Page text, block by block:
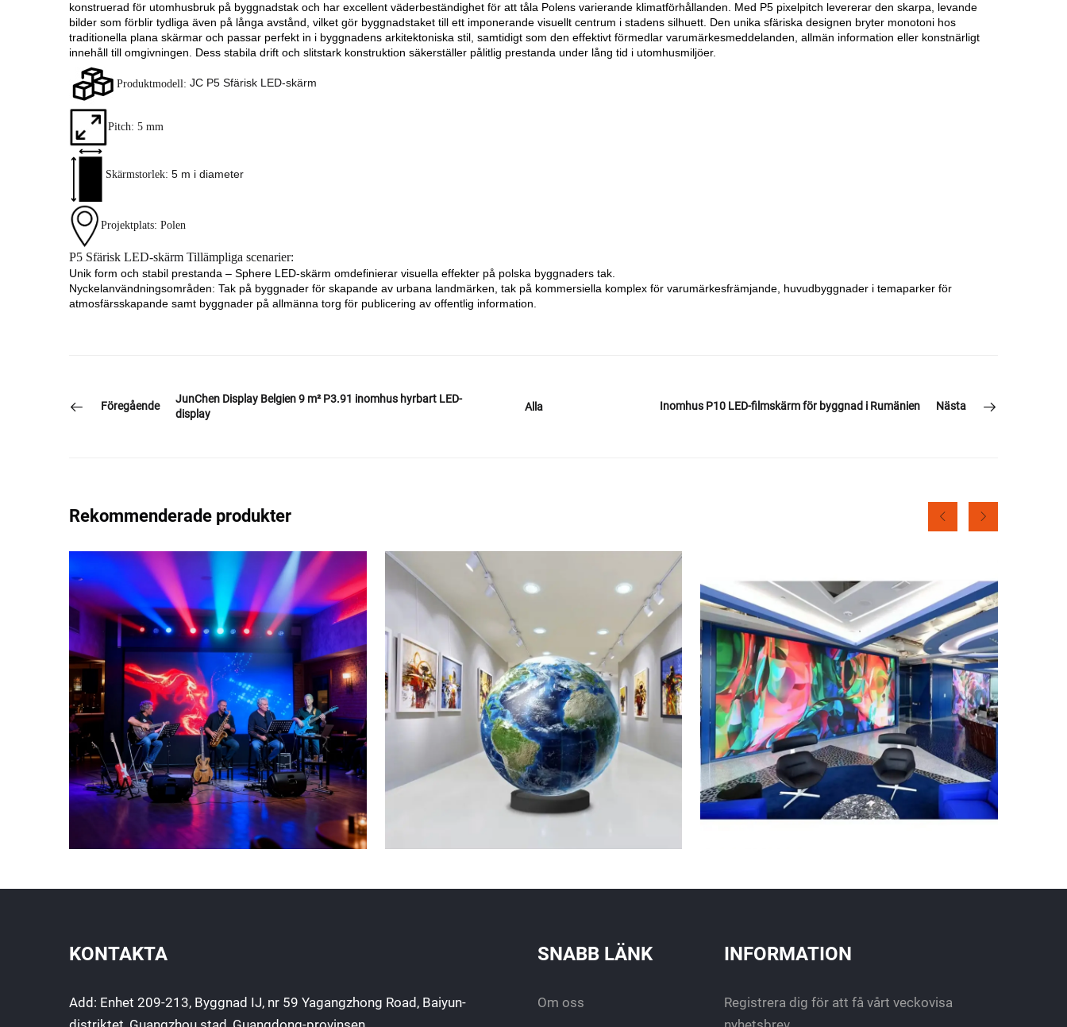
konstruerad för utomhusbruk på byggnadstak och har excellent väderbeständighet för att tåla Polens varierande klimatförhållanden. Med P5 pixelpitch levererar den skarpa, levande
bilder som förblir tydliga även på långa avstånd, vilket gör byggnadstaket till ett imponerande visuellt centrum i stadens silhuett. Den unika sfäriska designen bryter monotoni hos
traditionella plana skärmar och passar perfekt in i byggnadens arkitektoniska stil, samtidigt som den effektivt förmedlar varumärkesmeddelanden, allmän information eller konstnärligt
innehåll till omgivningen. Dess stabila drift och slitstark konstruktion säkerställer pålitlig prestanda under lång tid i utomhusmiljöer.
Produktmodell: JC P5 Sfärisk LED-skärm
Pitch: 5 mm
Skärmstorlek: 5 m i diameter
Projektplats: Polen
P5 Sfärisk LED-skärm Tillämpliga scenarier:
Unik form och stabil prestanda – Sphere LED-skärm omdefinierar visuella effekter på polska byggnaders tak.
Nyckelanvändningsområden: Tak på byggnader för skapande av urbana landmärken, tak på kommersiella komplex för varumärkesfrämjande, huvudbyggnader i temaparker för
atmosfärsskapande samt byggnader på allmänna torg för publicering av offentlig information.
Föregående
JunChen Display Belgien 9 m² P3.91 inomhus hyrbart LED-
display
Alla Inomhus P10 LED-filmskärm för byggnad i Rumänien Nästa
Rekommenderade produkter
KONTAKTA
Add: Enhet 209-213, Byggnad IJ, nr 59 Yagangzhong Road, Baiyun-
SNABB LÄNK
Om oss
INFORMATION
Registrera dig för att få vårt veckovisa